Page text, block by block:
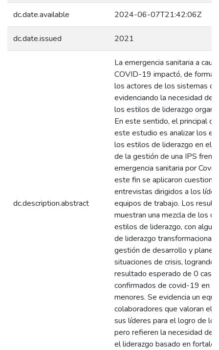
dc.date.available 2024-06-07T21:42:06Z
dc.date.issued 2021
dc.description.abstract
La emergencia sanitaria a
COVID-19 impactó, de forma
los actores de los sistemas
evidenciando la necesidad de
los estilos de liderazgo
En este sentido, el principal
este estudio es analizar los
los estilos de liderazgo en el
de la gestión de una IPS
emergencia sanitaria por
este fin se aplicaron
entrevistas dirigidos a los
equipos de trabajo. Los
muestran una mezcla de los
estilos de liderazgo, con
de liderazgo transformacional,
gestión de desarrollo y
situaciones de crisis, logrando
resultado esperado de 0
confirmados de covid-19 en
menores. Se evidencia un
colaboradores que valoran el
sus líderes para el logro de
pero refieren la necesidad de
el liderazgo basado en